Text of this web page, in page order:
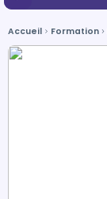
Accueil Formation